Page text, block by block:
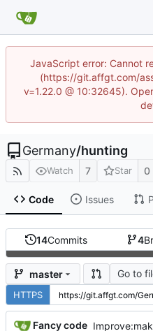
JavaScript error: Cannot
(https://git.affgt.com/
v=1.22.0 @ 10:32645).
Germany/hunting
Watch 7 Star 0
Code Issues
14Commits 4
master Go to
HTTPS
Fancy code